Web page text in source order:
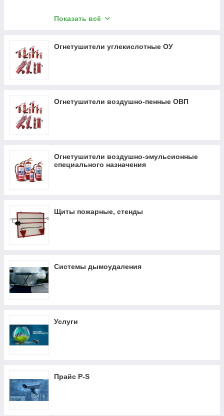
Показать всё
Огнетушители углекислотные ОУ
Огнетушители воздушно-пенные ОВП
Огнетушители воздушно-эмульсионные
специального назначения
Щиты пожарные, стенды
Системы дымоудаления
Услуги
Прайс P-S